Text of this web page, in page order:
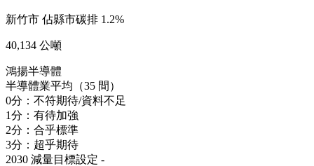
新竹市 佔縣市碳排 1.2%
40,134 公噸
鴻揚半導體
半導體業平均（35 間）
0分：不符期待/資料不足
1分：有待加強
2分：合乎標準
3分：超乎期待
2030 減量目標設定 -